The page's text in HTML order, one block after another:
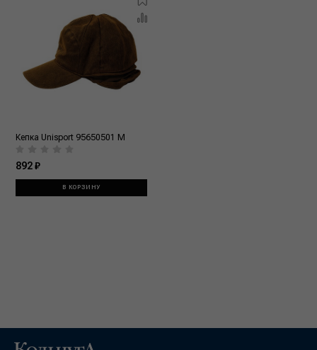
Кепка Unisport 95650501 M
892 ₽
В КОРЗИНУ